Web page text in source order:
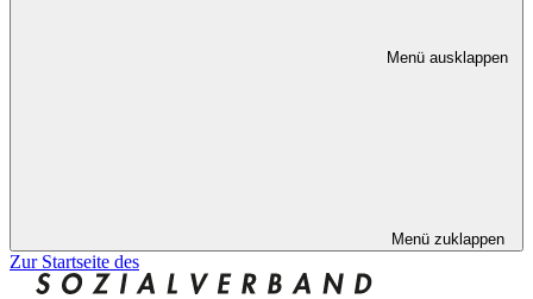
Menü ausklappen
Menü zuklappen
Zur Startseite des